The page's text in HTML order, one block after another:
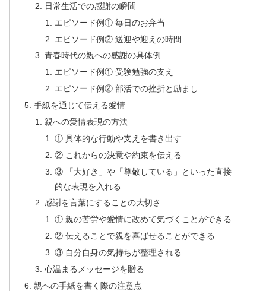
日常生活での感謝の瞬間
エピソード例① 毎日のお弁当
エピソード例② 送迎や迎えの時間
青春時代の親への感謝の具体例
エピソード例① 受験勉強の支え
エピソード例② 部活での挫折と励まし
手紙を通じて伝える愛情
親への愛情表現の方法
① 具体的な行動や支えを書き出す
② これからの決意や約束を伝える
③ 「大好き」や「尊敬している」といった直接
的な表現を入れる
感謝を言葉にすることの大切さ
① 親の苦労や愛情に改めて気づくことができる
② 伝えることで親を喜ばせることができる
③ 自分自身の気持ちが整理される
心温まるメッセージを贈る
親への手紙を書く際の注意点